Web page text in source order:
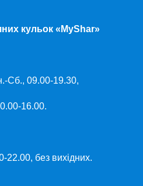
кульок «MyShar»
Сб., 09.00-19.30,
16.00.
22.00, без вихідних.